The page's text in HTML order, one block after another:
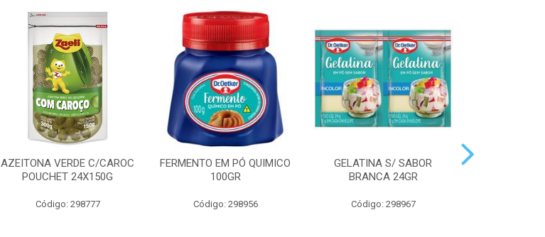
AZEITONA VERDE C/CAROC
POUCHET 24X150G
Código: 298777
FERMENTO EM PÓ QUIMICO
100GR
Código: 298956
GELATINA S/ SABOR
BRANCA 24GR
Código: 298967